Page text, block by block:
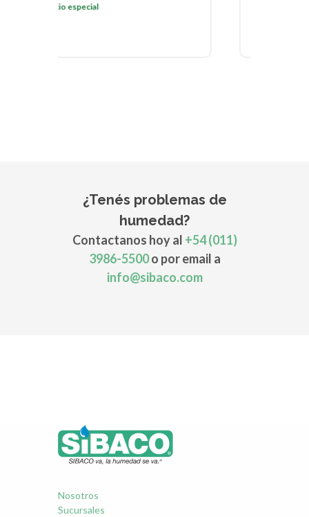
Precio especial
¿Tenés problemas de
humedad?
Contactanos hoy al +54 (011)
3986-5500o por email a
info@sibaco.com
Nosotros
Sucursales